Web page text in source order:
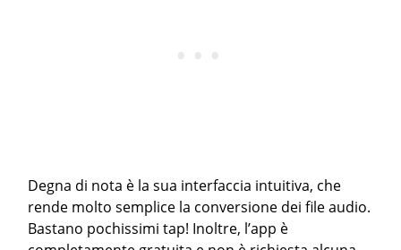
Degna di nota è la sua interfaccia intuitiva, che
rende molto semplice la conversione dei file audio.
Bastano pochissimi tap! Inoltre, l’app è